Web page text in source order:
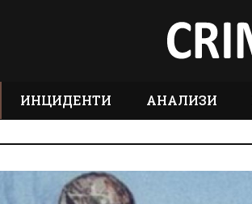
ИНЦИДЕНТИ АНАЛИЗИ